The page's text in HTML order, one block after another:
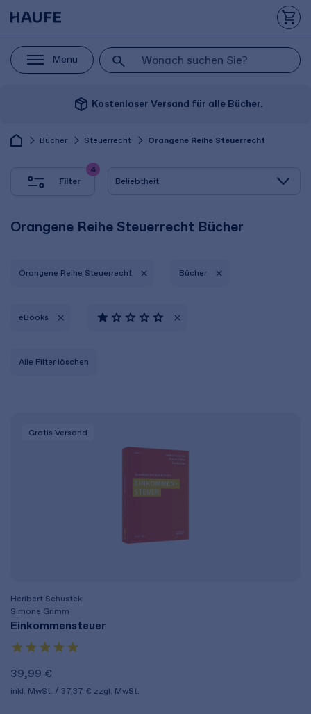
Menü
package_2 Kostenloser Versand für alle Bücher.
Bücher Steuerrecht Orangene Reihe Steuerrecht
Filter
4
Orangene Reihe Steuerrecht Bücher
Orangene Reihe Steuerrecht Bücher
eBooks
Alle Filter löschen
Gratis Versand
Heribert Schustek
Simone Grimm
Einkommensteuer
39,99 €
inkl. MwSt. 37,37 € zzgl. MwSt.